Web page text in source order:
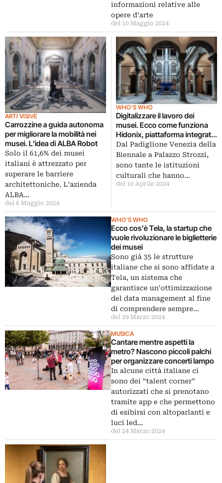
informazioni relative alle
opere d’arte
del 10 Maggio 2024
ARTI VISIVE
Carrozzine a guida autonoma
per migliorare la mobilità nei
musei. L’idea di ALBA Robot
Solo il 61,6% dei musei
italiani è attrezzato per
superare le barriere
architettoniche. L’azienda
ALBA…
del 6 Maggio 2024
WHO'S WHO
Digitalizzare il lavoro dei
musei. Ecco come funziona
Hidonix, piattaforma integrata
di gestione
Dal Padiglione Venezia della
Biennale a Palazzo Strozzi,
sono tante le istituzioni
culturali che hanno…
del 10 Aprile 2024
WHO'S WHO
Ecco cos’è Tela, la startup che
vuole rivoluzionare le biglietterie
dei musei
Sono già 35 le strutture
italiane che si sono affidate a
Tela, un sistema che
garantisce un’ottimizzazione
del data management al fine
di comprendere sempre…
del 29 Marzo 2024
MUSICA
Cantare mentre aspetti la
metro? Nascono piccoli palchi
per organizzare concerti lampo
In alcune città italiane ci
sono dei “talent corner”
autorizzati che si prenotano
tramite app e che permettono
di esibirsi con altoparlanti e
luci led…
del 24 Marzo 2024